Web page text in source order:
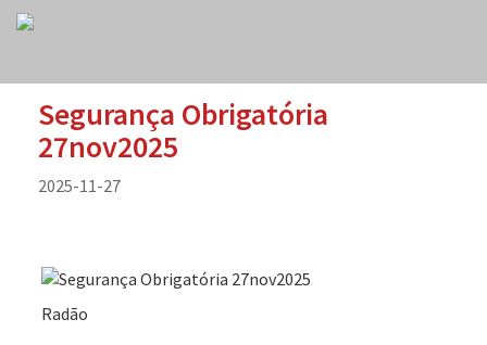
Segurança Obrigatória
27nov2025
2025-11-27
Radão